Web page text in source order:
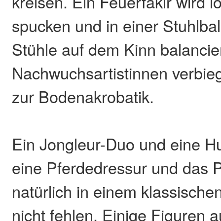
spucken und in einer
Stühle auf dem Kinn
Nachwuchsartistinnen
zur Bodenakrobatik.
Ein Jongleur-Duo und eine
eine Pferdedressur und das
natürlich in einem
nicht fehlen. Einige Figuren